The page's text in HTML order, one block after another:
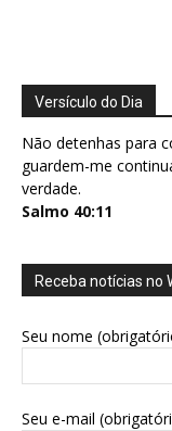
Versículo do Dia
Não detenhas para
guardem-me
verdade.
Salmo 40:11
Receba notícias no
Seu nome
Seu e-mail